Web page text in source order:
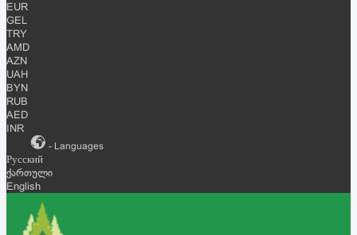
EUR
GEL
TRY
AMD
AZN
UAH
BYN
RUB
AED
INR
- Languages
Русский
ქართული
English